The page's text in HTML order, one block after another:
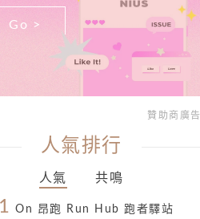
Go >
贊助商廣告
人氣排行
人氣 共鳴
On 昂跑 Run Hub 跑者驛站